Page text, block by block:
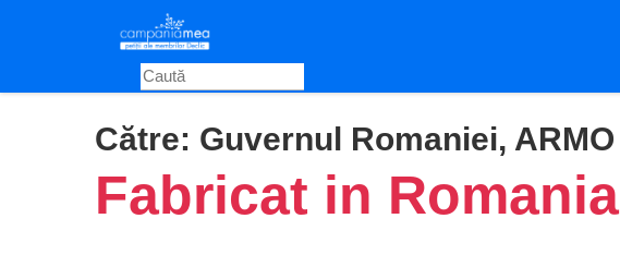
content
Către: Guvernul Romaniei, ARMO
Fabricat in Romania